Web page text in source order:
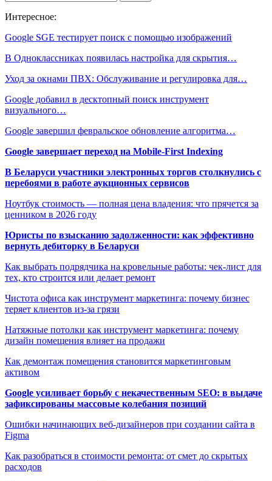
Интересное:
Google SGE тестирует поиск с помощью изображений
В Одноклассниках появилась настройка для скрытия…
Уход за окнами ПВХ: Обслуживание и регулировка для…
Google добавил в десктопный поиск инструмент
визуального…
Google завершил февральское обновление алгоритма…
Google завершает переход на Mobile-First Indexing
В Беларуси участники электронных торгов столкнулись с
перебоями в работе аукционных сервисов
Ноутбук стоимость — полная цена владения: что прячется за
ценником в 2026 году
Юристы по взысканию задолженности: как эффективно
вернуть дебиторку в Беларуси
Как выбрать подрядчика на кровельные работы: чек-лист для
тех, кто строится или делает ремонт
Чистота офиса как инструмент маркетинга: почему бизнес
теряет клиентов из-за грязи
Натяжные потолки как инструмент маркетинга: почему
дизайн помещения влияет на продажи
Как демонтаж помещения становится маркетинговым
активом
Google усиливает борьбу с некачественным SEO: в выдаче
зафиксированы массовые колебания позиций
Ошибки начинающих веб-дизайнеров при создании сайта в
Figma
Как разобраться в стоимости ремонта: от смет до скрытых
расходов